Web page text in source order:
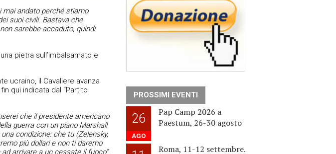
mai andato perché stiamo
suoi civili. Bastava che
sarebbe accaduto, quindi
pietra sull’imbalsamato e
ucraino, il Cavaliere avanza
qui indicata dal “Partito
che il presidente americano
guerra con un piano Marshall
condizione: che tu (Zelensky,
più dollari e non ti daremo
arrivare a un cessate il fuoco”.
PROSSIMI EVENTI
26
AGO
Pap Camp 2026 a
Paestum, 26-30 agosto
Roma, 11-12 settembre.